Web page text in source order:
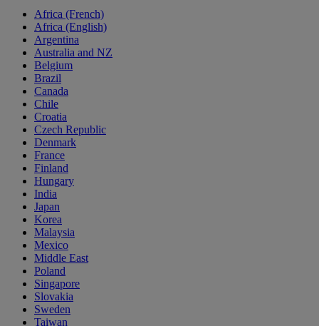
Africa (French)
Africa (English)
Argentina
Australia and NZ
Belgium
Brazil
Canada
Chile
Croatia
Czech Republic
Denmark
France
Finland
Hungary
India
Japan
Korea
Malaysia
Mexico
Middle East
Poland
Singapore
Slovakia
Sweden
Taiwan